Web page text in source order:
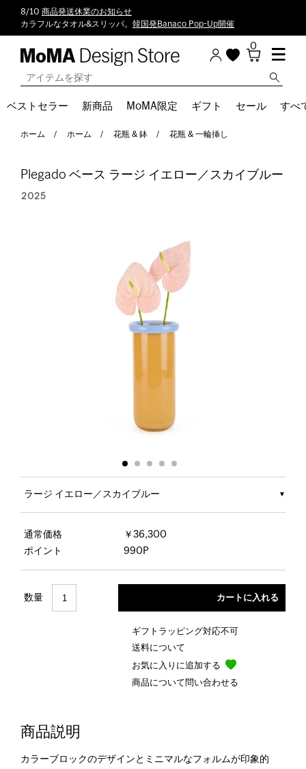
8/10 商品発送休業のお知らせ
カラフルなタオル&スリッパ。 韓国発Banaco Pop-Up開催
0
ベストセラー 新商品 MoMA限定 ギフト セール すべ
ホーム ホーム 花瓶 & 鉢 花瓶 & 一輪挿し
Plegado ベース ラージ イエロー／スカイブルー
2025
ラージ イエロー／スカイブルー
通常価格
￥36,300
ポイント
990P
数量
ギフトラッピング対応不可
送料について
お気に入りに追加する
商品について問い合わせる
商品説明
カラーブロックのデザインとミニマルなフォルムが印象的